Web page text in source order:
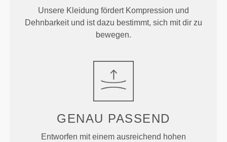
Unsere Kleidung fördert Kompression und
Dehnbarkeit und ist dazu bestimmt, sich mit dir zu
bewegen.
GENAU PASSEND
Entworfen mit einem ausreichend hohen